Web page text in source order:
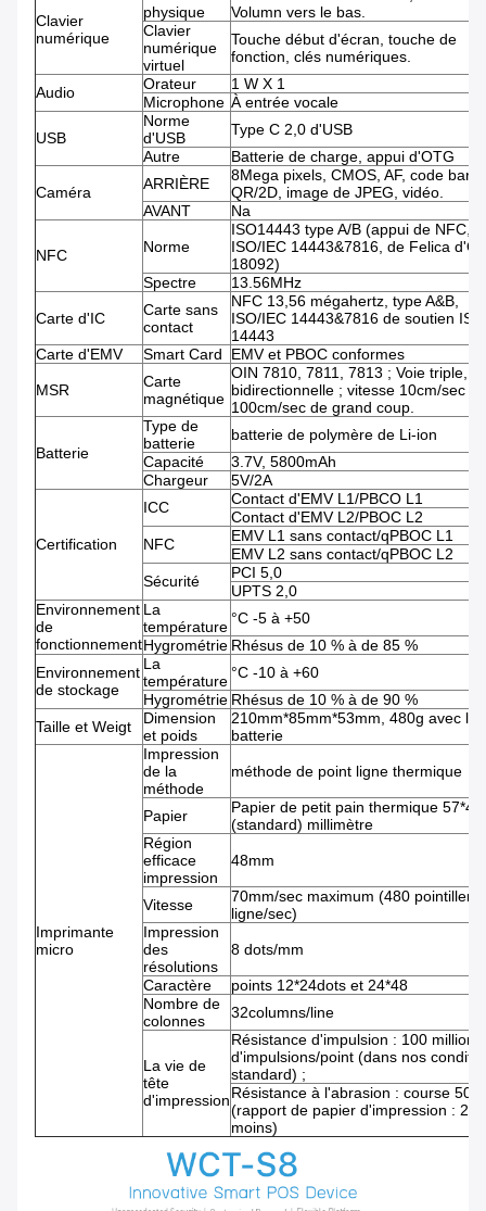
Clavier
numérique
physique
Volumn vers le bas.
Clavier
numérique
virtuel
Touche début d'écran, touche de
fonction, clés numériques.
Audio Orateur
1 W X 1
Microphone À entrée vocale
USB
Norme
d'USB
Type C 2,0 d'USB
Autre
Batterie de charge, appui d'OTG
Caméra ARRIÈRE
8Mega pixels, CMOS, AF, code
QR/2D, image de JPEG, vidéo.
AVANT
Na
NFC Norme
ISO14443 type A/B (appui de NFC,
ISO/IEC 14443&7816, de Felica
18092)
Spectre
13.56MHz
Carte d'IC
Carte sans
contact
NFC 13,56 mégahertz, type A&B,
ISO/IEC 14443&7816 de soutien
14443
Carte d'EMV
Smart Card EMV et PBOC conformes
MSR
Carte
magnétique
OIN 7810, 7811, 7813 ; Voie triple,
bidirectionnelle ; vitesse 10cm/sec -
100cm/sec de grand coup.
Batterie
Type de
batterie
batterie de polymère de Li-ion
Capacité
3.7V, 5800mAh
Chargeur
5V/2A
Certification
ICC
Contact d'EMV L1/PBCO L1
Contact d'EMV L2/PBOC L2
NFC
EMV L1 sans contact/qPBOC L1
EMV L2 sans contact/qPBOC L2
Sécurité
PCI 5,0
UPTS 2,0
Environnement
de
fonctionnement
La
température °C -5 à +50
Hygrométrie Rhésus de 10 % à de 85 %
Environnement
de stockage
La
température °C -10 à +60
Hygrométrie Rhésus de 10 % à de 90 %
Taille et Weigt
Dimension
et poids
210mm*85mm*53mm, 480g avec la
batterie
Imprimante
micro
Impression
de la
méthode
méthode de point ligne thermique
Papier
Papier de petit pain thermique 57*40
(standard) millimètre
Région
efficace
impression
48mm
Vitesse
70mm/sec maximum (480 pointillent
ligne/sec)
Impression
des
résolutions
8 dots/mm
Caractère
points 12*24dots et 24*48
Nombre de
colonnes
32columns/line
La vie de
tête
d'impression
Résistance d'impulsion : 100 millions
d'impulsions/point (dans nos
standard) ;
Résistance à l'abrasion : course
(rapport de papier d'impression :
moins)